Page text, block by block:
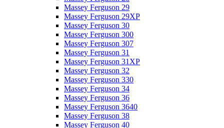
Massey Ferguson 29
Massey Ferguson 29XP
Massey Ferguson 30
Massey Ferguson 300
Massey Ferguson 307
Massey Ferguson 31
Massey Ferguson 31XP
Massey Ferguson 32
Massey Ferguson 330
Massey Ferguson 34
Massey Ferguson 36
Massey Ferguson 3640
Massey Ferguson 38
Massey Ferguson 40